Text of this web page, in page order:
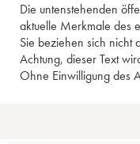
Die untenstehenden
aktuelle Merkmale des
Sie beziehen sich nicht
Achtung, dieser Text
Ohne Einwilligung des